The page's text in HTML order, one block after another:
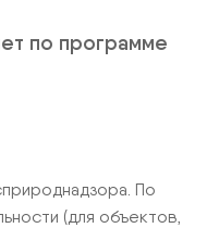
по программе
По
(для объектов,